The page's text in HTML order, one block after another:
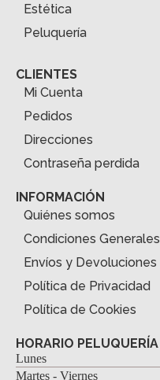
Estética
Peluquería
CLIENTES
Mi Cuenta
Pedidos
Direcciones
Contraseña perdida
INFORMACIÓN
Quiénes somos
Condiciones Generales
Envíos y Devoluciones
Política de Privacidad
Política de Cookies
HORARIO PELUQUERÍA
Lunes
Martes - Viernes